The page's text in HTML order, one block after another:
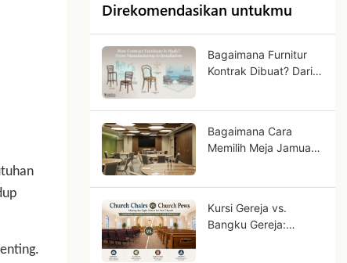
Direkomendasikan untukmu
Bagaimana Furnitur
Kontrak Dibuat? Dari
Bagaimana Cara
Memilih Meja Jamuan
Kursi Gereja vs.
Bangku Gereja: